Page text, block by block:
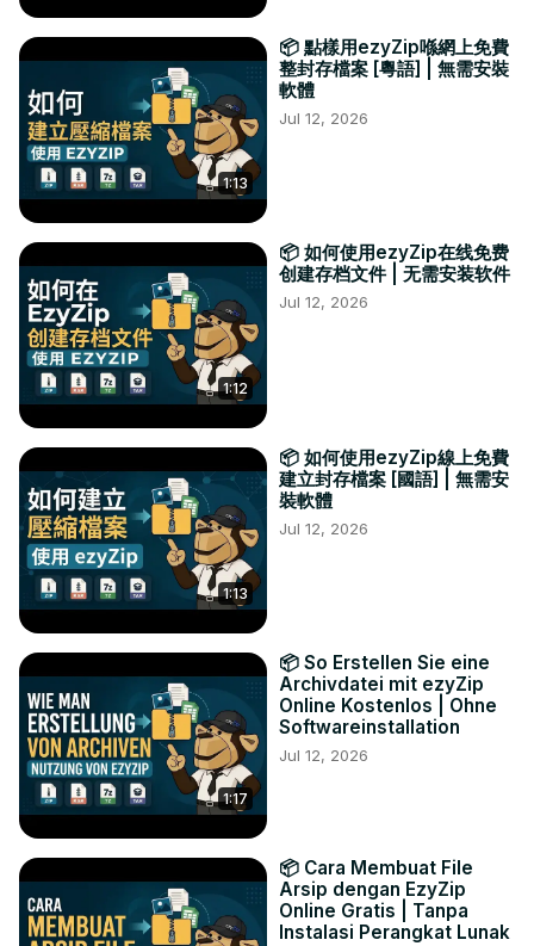
1:13
📦 點樣用ezyZip喺網上免費
整封存檔案 [粵語] | 無需安裝
軟體
Jul 12, 2026
1:12
📦 如何使用ezyZip在线免费
创建存档文件 | 无需安装软件
Jul 12, 2026
1:13
📦 如何使用ezyZip線上免費
建立封存檔案 [國語] | 無需安
裝軟體
Jul 12, 2026
1:17
📦 So Erstellen Sie eine
Archivdatei mit ezyZip
Online Kostenlos | Ohne
Softwareinstallation
Jul 12, 2026
📦 Cara Membuat File
Arsip dengan EzyZip
Online Gratis | Tanpa
Instalasi Perangkat Lunak